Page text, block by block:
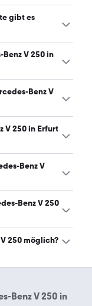
250 in Erfurt
8.8.2026)
gibt es
bei mobile.de,
V 250 in
Benz V
automatischem
V 250 in Erfurt
in folgenden
rot. Die
Benz V
in folgenden
Benz V 250
250 möglich?
Benz V 250 in